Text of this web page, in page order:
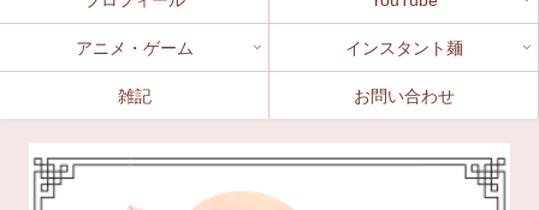
アニメ・ゲーム インスタント麺
雑記 お問い合わせ